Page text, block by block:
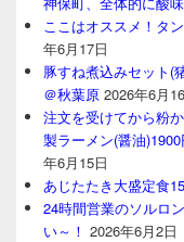
ここはオススメ！タ
年6月17日
豚すね煮込みセット(
＠秋葉原 2026年6月
注文を受けてから粉
製ラーメン(醤油
年6月15日
あじたたき大盛定食
24時間営業のソルロ
い～！ 2026年6月2日